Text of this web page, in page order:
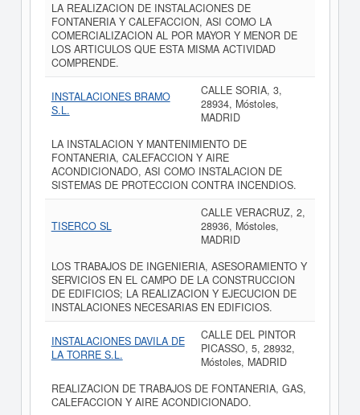
LA REALIZACION DE INSTALACIONES DE
FONTANERIA Y CALEFACCION, ASI COMO LA
COMERCIALIZACION AL POR MAYOR Y MENOR DE
LOS ARTICULOS QUE ESTA MISMA ACTIVIDAD
COMPRENDE.
INSTALACIONES BRAMO
S.L.
CALLE SORIA, 3,
28934, Móstoles,
MADRID
LA INSTALACION Y MANTENIMIENTO DE
FONTANERIA, CALEFACCION Y AIRE
ACONDICIONADO, ASI COMO INSTALACION DE
SISTEMAS DE PROTECCION CONTRA INCENDIOS.
TISERCO SL
CALLE VERACRUZ, 2,
28936, Móstoles,
MADRID
LOS TRABAJOS DE INGENIERIA, ASESORAMIENTO Y
SERVICIOS EN EL CAMPO DE LA CONSTRUCCION
DE EDIFICIOS; LA REALIZACION Y EJECUCION DE
INSTALACIONES NECESARIAS EN EDIFICIOS.
INSTALACIONES DAVILA DE
LA TORRE S.L.
CALLE DEL PINTOR
PICASSO, 5, 28932,
Móstoles, MADRID
REALIZACION DE TRABAJOS DE FONTANERIA, GAS,
CALEFACCION Y AIRE ACONDICIONADO.